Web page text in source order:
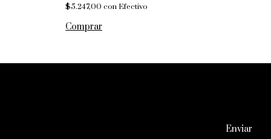
$5.247,00con Efectivo